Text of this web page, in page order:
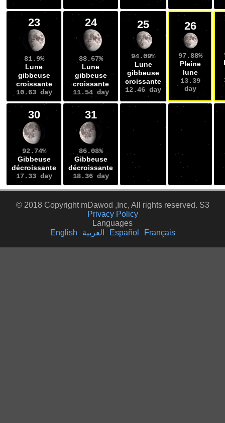
23
81.9%
Lune
gibbeuse
croissante
10.63 day
24
88.67%
Lune
gibbeuse
croissante
11.54 day
25
94.09%
Lune
gibbeuse
croissante
12.46 day
26
97.88%
Pleine
lune
13.39
day
30
92.74%
Gibbeuse
décroissante
17.33 day
31
86.08%
Gibbeuse
décroissante
18.36 day
© 2018 Copyright mDawod ,Inc, All rights reserved. S3
Privacy Policy
Languages
English
العربية Español Français